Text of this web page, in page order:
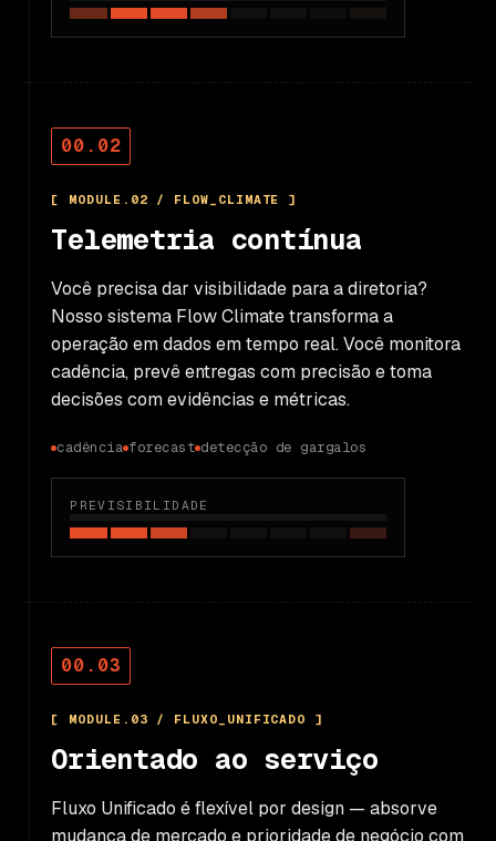
00.02
[ MODULE.02 / FLOW_CLIMATE ]
Telemetria contínua
Você precisa dar visibilidade para a diretoria?
Nosso sistema Flow Climate transforma a
operação em dados em tempo real. Você monitora
cadência, prevê entregas com precisão e toma
decisões com evidências e métricas.
cadência forecast detecção de gargalos
PREVISIBILIDADE
00.03
[ MODULE.03 / FLUXO_UNIFICADO ]
Orientado ao serviço
Fluxo Unificado é flexível por design — absorve
mudança de mercado e prioridade de negócio com